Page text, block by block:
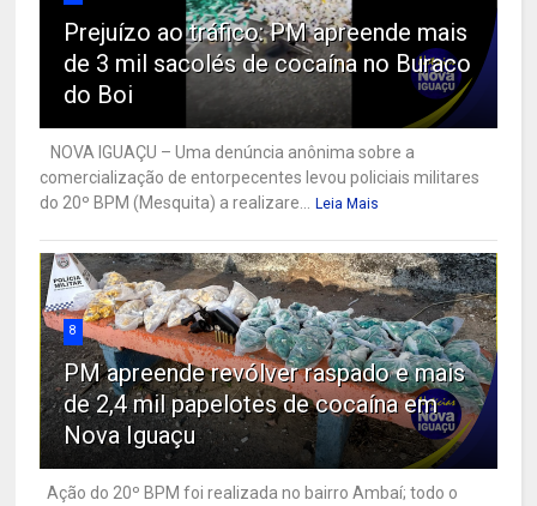
Prejuízo ao tráfico: PM apreende mais
de 3 mil sacolés de cocaína no Buraco
do Boi
NOVA IGUAÇU – Uma denúncia anônima sobre a
comercialização de entorpecentes levou policiais militares
do 20º BPM (Mesquita) a realizare...
Leia Mais
8
PM apreende revólver raspado e mais
de 2,4 mil papelotes de cocaína em
Nova Iguaçu
Ação do 20º BPM foi realizada no bairro Ambaí; todo o